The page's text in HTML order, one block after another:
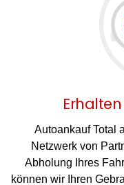
Autoankauf Total
Netzwerk von
Abholung Ihres
können wir Ihren